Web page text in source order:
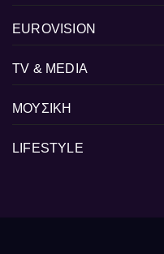
EUROVISION
TV & MEDIA
ΜΟΥΣΙΚΗ
LIFESTYLE